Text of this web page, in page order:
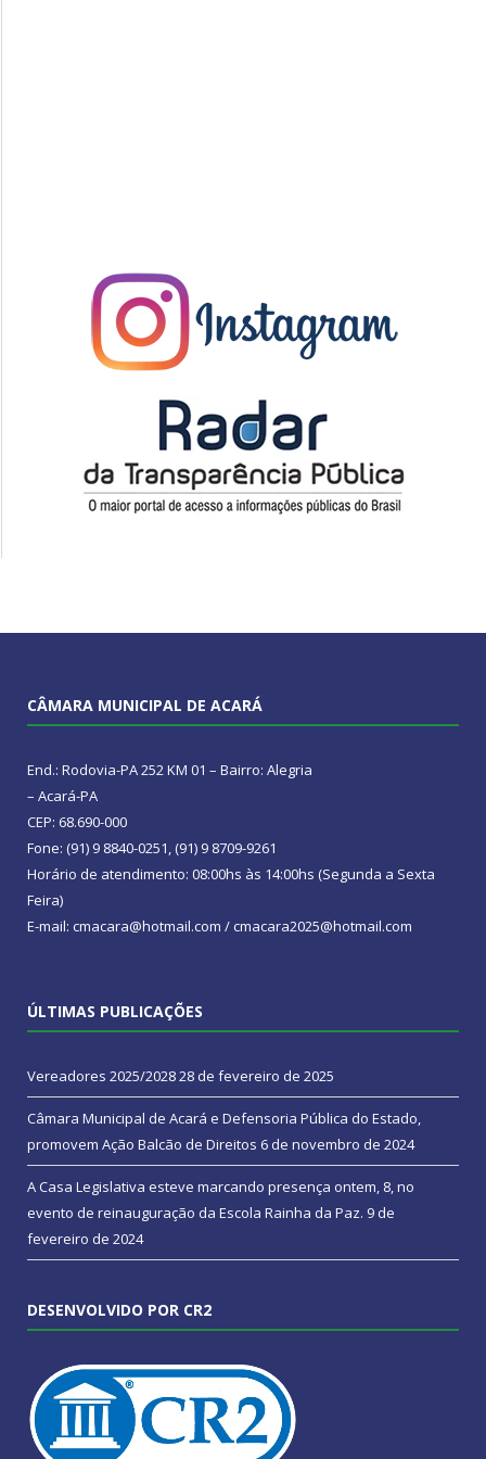
CÂMARA MUNICIPAL DE ACARÁ
End.: Rodovia-PA 252 KM 01 – Bairro: Alegria
– Acará-PA
CEP: 68.690-000
Fone: (91) 9 8840-0251, (91) 9 8709-9261
Horário de atendimento: 08:00hs às 14:00hs (Segunda a Sexta
Feira)
E-mail: cmacara@hotmail.com / cmacara2025@hotmail.com
ÚLTIMAS PUBLICAÇÕES
Vereadores 2025/202828 de fevereiro de 2025
Câmara Municipal de Acará e Defensoria Pública do Estado,
promovem Ação Balcão de Direitos 6 de novembro de 2024
A Casa Legislativa esteve marcando presença ontem, 8, no
evento de reinauguração da Escola Rainha da Paz. 9 de
fevereiro de 2024
DESENVOLVIDO POR CR2